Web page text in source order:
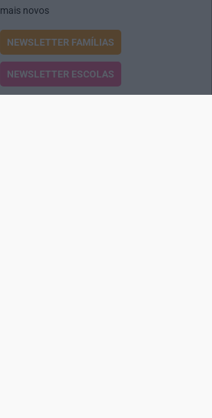
mais novos
NEWSLETTER FAMÍLIAS
NEWSLETTER ESCOLAS